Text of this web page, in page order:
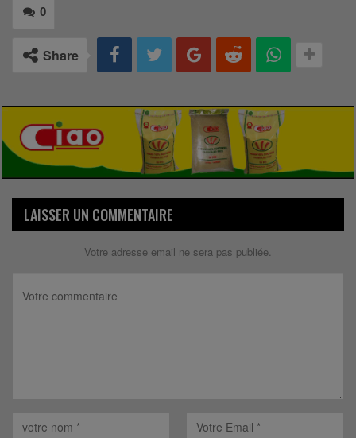
0
Share
LAISSER UN COMMENTAIRE
Votre adresse email ne sera pas publiée.